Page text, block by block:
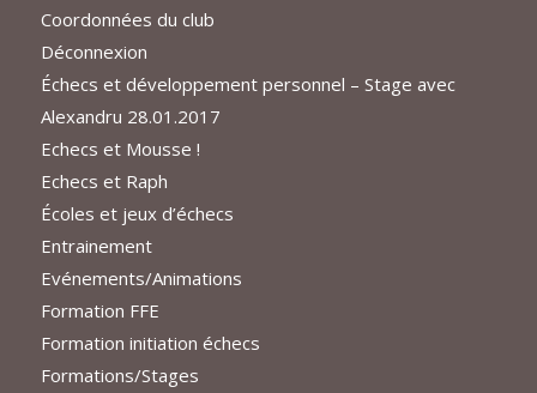
Coordonnées du club
Déconnexion
Échecs et développement personnel – Stage avec
Alexandru 28.01.2017
Echecs et Mousse !
Echecs et Raph
Écoles et jeux d’échecs
Entrainement
Evénements/Animations
Formation FFE
Formation initiation échecs
Formations/Stages